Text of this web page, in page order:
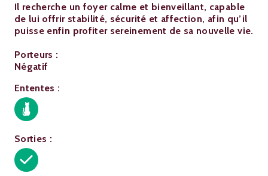
Il recherche un foyer calme et bienveillant, capable
de lui offrir stabilité, sécurité et affection, afin qu’il
puisse enfin profiter sereinement de sa nouvelle vie.
Porteurs :
Négatif
Ententes :
Sorties :